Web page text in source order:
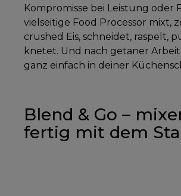
Kompromisse bei Leistung oder
vielseitige Food Processor mixt,
crushed Eis, schneidet, raspelt,
knetet. Und nach getaner
ganz einfach in deiner
Blend & Go –
fertig mit dem